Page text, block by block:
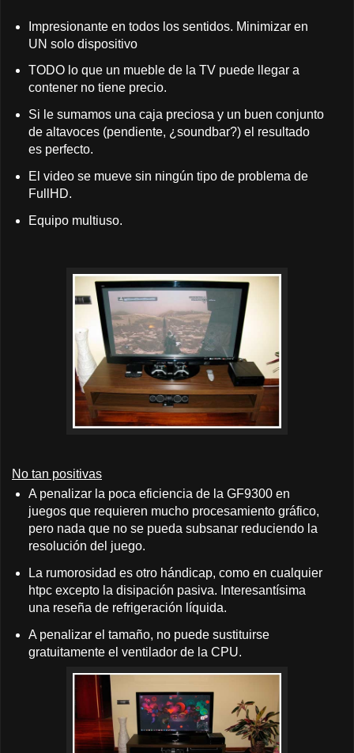
Impresionante en todos los sentidos. Minimizar en
UN solo dispositivo
TODO lo que un mueble de la TV puede llegar a
contener no tiene precio.
Si le sumamos una caja preciosa y un buen conjunto
de altavoces (pendiente, ¿soundbar?) el resultado
es perfecto.
El video se mueve sin ningún tipo de problema de
FullHD.
Equipo multiuso.
No tan positivas
A penalizar la poca eficiencia de la GF9300 en
juegos que requieren mucho procesamiento gráfico,
pero nada que no se pueda subsanar reduciendo la
resolución del juego.
La rumorosidad es otro hándicap, como en cualquier
htpc excepto la disipación pasiva. Interesantísima
una reseña de refrigeración líquida.
A penalizar el tamaño, no puede sustituirse
gratuitamente el ventilador de la CPU.